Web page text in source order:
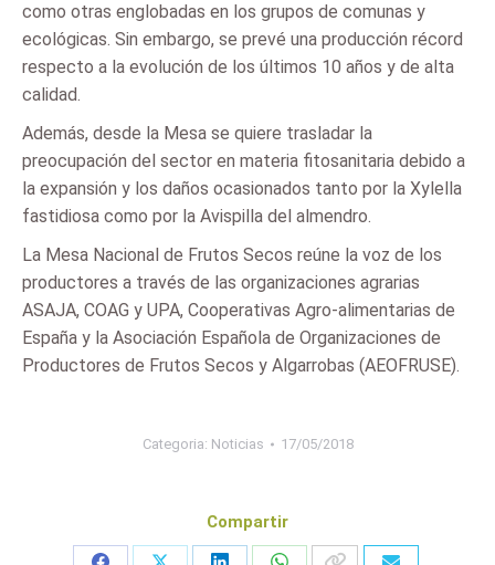
como otras englobadas en los grupos de comunas y
ecológicas. Sin embargo, se prevé una producción récord
respecto a la evolución de los últimos 10 años y de alta
calidad.
Además, desde la Mesa se quiere trasladar la
preocupación del sector en materia fitosanitaria debido a
la expansión y los daños ocasionados tanto por la Xylella
fastidiosa como por la Avispilla del almendro.
La Mesa Nacional de Frutos Secos reúne la voz de los
productores a través de las organizaciones agrarias
ASAJA, COAG y UPA, Cooperativas Agro-alimentarias de
España y la Asociación Española de Organizaciones de
Productores de Frutos Secos y Algarrobas (AEOFRUSE).
Categoria: Noticias 17/05/2018
Compartir